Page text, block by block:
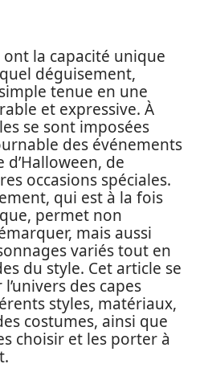
ont la capacité unique
déguisement,
tenue en une
et expressive. À
se sont imposées
des événements
d’Halloween, de
occasions spéciales.
qui est à la fois
permet non
mais aussi
variés tout en
du style. Cet article se
des capes
styles, matériaux,
costumes, ainsi que
choisir et les porter à